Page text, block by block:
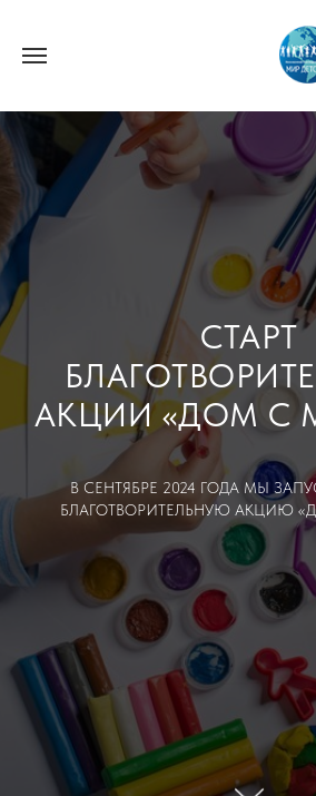
СТАРТ
АКЦИИ «ДОМ С
В СЕНТЯБРЕ 2024 ГОДА МЫ
БЛАГОТВОРИТЕЛЬНУЮ АКЦИЮ